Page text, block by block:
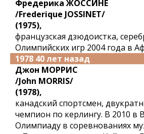
Фредерика ЖОССИНЕ
/Frederique JOSSINET/
(1975),
французская дзюдоистка,
Олимпийских игр 2004 года в
1978 40 лет назад
Джон МОРРИС
/John MORRIS/
(1978),
канадский спортсмен,
чемпион по керлингу. В 2010 в
Олимпиаду в соревнованиях